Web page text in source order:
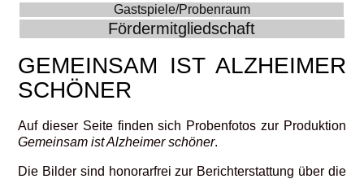
Gastspiele/Probenraum
Fördermitgliedschaft
GEMEINSAM IST ALZHEIMER
SCHÖNER
Auf dieser Seite finden sich Probenfotos zur Produktion
Gemeinsam ist Alzheimer schöner.
Die Bilder sind honorarfrei zur Berichterstattung über die